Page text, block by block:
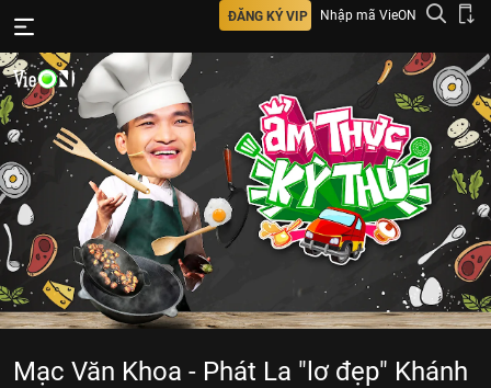
ĐĂNG KÝ VIP Nhập mã VieON
Mạc Văn Khoa - Phát La "lơ đẹp" Khánh